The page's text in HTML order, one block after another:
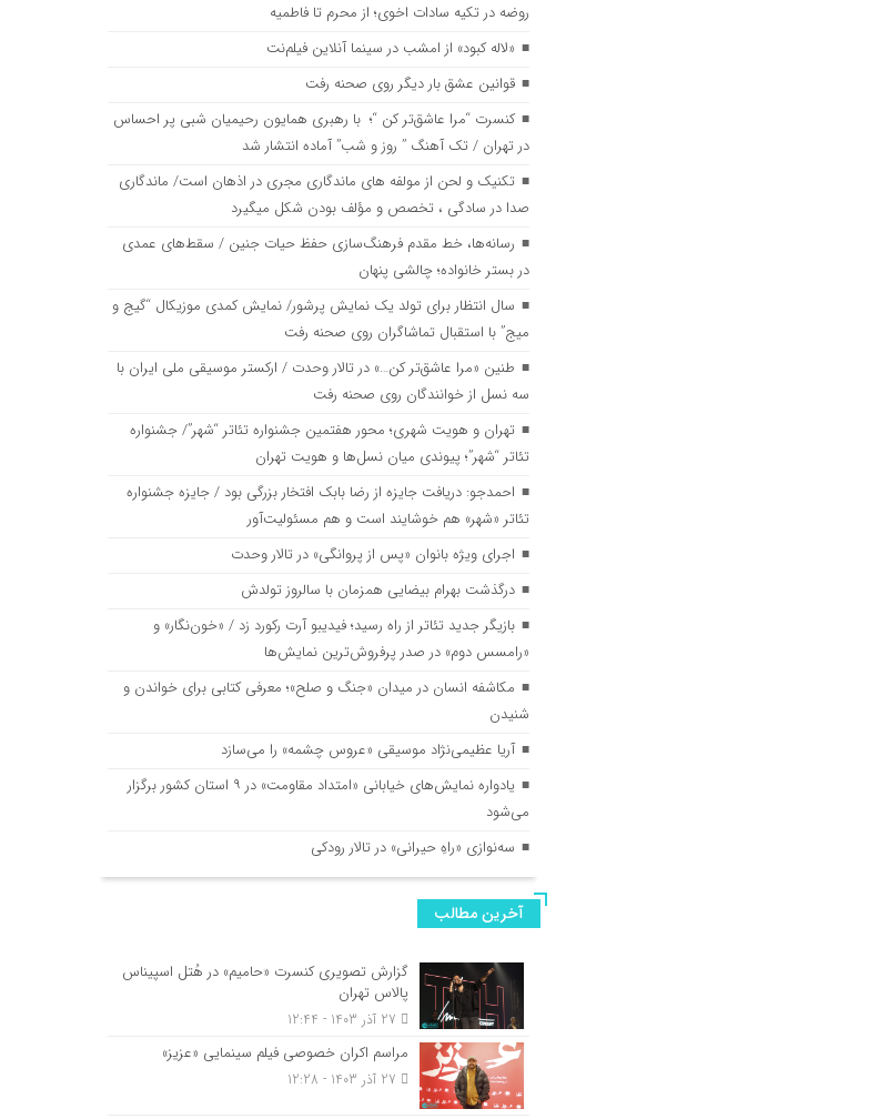
روضه در تکیه سادات اخوی؛ از محرم تا فاطمیه
«لاله کبود» از امشب در سینما آنلاین فیلم‌نت
قوانین عشق بار دیگر روی صحنه رفت
کنسرت “مرا عاشق‌تر کن “؛ با رهبری همایون رحیمیان شبی پر احساس
در تهران / تک آهنگ ” روز و شب” آماده انتشار شد
تکنیک و لحن از مولفه های ماندگاری مجری در اذهان است/ ماندگاری
صدا در سادگی ، تخصص و مؤلف بودن شکل میگیرد
رسانه‌ها، خط مقدم فرهنگ‌سازی حفظ حیات جنین / سقط‌های عمدی
در بستر خانواده؛ چالشی پنهان
سال انتظار برای تولد یک نمایش پرشور/ نمایش کمدی موزیکال “گیج و
میج” با استقبال تماشاگران روی صحنه رفت
طنین «مرا عاشق‌تر کن…» در تالار وحدت / ارکستر موسیقی ملی ایران با
سه نسل از خوانندگان روی صحنه رفت
تهران و هویت شهری؛ محور هفتمین جشنواره تئاتر “شهر”/ جشنواره
تئاتر “شهر”؛ پیوندی میان نسل‌ها و هویت تهران
احمدجو: دریافت جایزه از رضا بابک افتخار بزرگی بود / جایزه جشنواره
تئاتر «شهر» هم خوشایند است و هم مسئولیت‌آور
اجرای ویژه بانوان «پس از پروانگی» در تالار وحدت
درگذشت بهرام بیضایی همزمان با سالروز تولدش
بازیگر جدید تئاتر از راه رسید؛ فیدیبو آرت رکورد زد / «خون‌نگار» و
«رامسس دوم» در صدر پرفروش‌ترین نمایش‌ها
مکاشفه انسان در میدان «جنگ و صلح»؛ معرفی کتابی برای خواندن و
شنیدن
آریا عظیمی‌نژاد موسیقی «عروس چشمه» را می‌سازد
یادواره نمایش‌های خیابانی «امتداد مقاومت» در ۹ استان کشور برگزار
می‌شود
سه‌نوازی «راهِ حیرانی» در تالار رودکی
آخرین مطالب
گزارش تصویری کنسرت «حامیم» در هُتل اسپیناس
پالاس تهران
مراسم اکران خصوصی فیلم سینمایی «عزیز»